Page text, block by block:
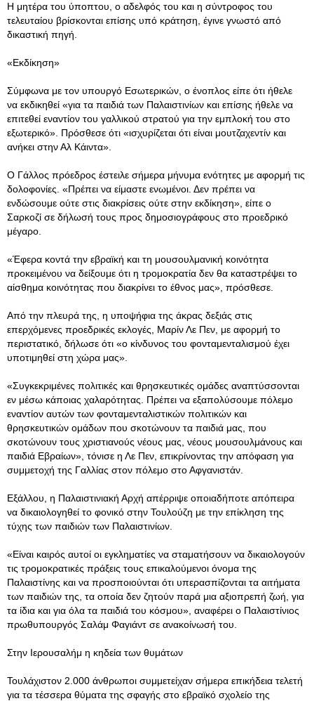
Η μητέρα του ύποπτου, ο αδελφός του και η σύντροφος του
τελευταίου βρίσκονται επίσης υπό κράτηση, έγινε γνωστό από
δικαστική πηγή.
«Εκδίκηση»
Σύμφωνα με τον υπουργό Εσωτερικών, ο ένοπλος είπε ότι ήθελε
να εκδικηθεί «για τα παιδιά των Παλαιστινίων και επίσης ήθελε να
επιτεθεί εναντίον του γαλλικού στρατού για την εμπλοκή του στο
εξωτερικό». Πρόσθεσε ότι «ισχυρίζεται ότι είναι μουτζαχεντίν και
ανήκει στην Αλ Κάιντα».
Ο Γάλλος πρόεδρος έστειλε σήμερα μήνυμα ενότητες με αφορμή τις
δολοφονίες. «Πρέπει να είμαστε ενωμένοι. Δεν πρέπει να
ενδώσουμε ούτε στις διακρίσεις ούτε στην εκδίκηση», είπε ο
Σαρκοζί σε δήλωσή τους προς δημοσιογράφους στο προεδρικό
μέγαρο.
«Έφερα κοντά την εβραϊκή και τη μουσουλμανική κοινότητα
προκειμένου να δείξουμε ότι η τρομοκρατία δεν θα καταστρέψει το
αίσθημα κοινότητας που διακρίνει το έθνος μας», πρόσθεσε.
Από την πλευρά της, η υποψήφια της άκρας δεξιάς στις
επερχόμενες προεδρικές εκλογές, Μαρίν Λε Πεν, με αφορμή το
περιστατικό, δήλωσε ότι «ο κίνδυνος του φονταμενταλισμού έχει
υποτιμηθεί στη χώρα μας».
«Συγκεκριμένες πολιτικές και θρησκευτικές ομάδες αναπτύσσονται
εν μέσω κάποιας χαλαρότητας. Πρέπει να εξαπολύσουμε πόλεμο
εναντίον αυτών των φονταμενταλιστικών πολιτικών και
θρησκευτικών ομάδων που σκοτώνουν τα παιδιά μας, που
σκοτώνουν τους χριστιανούς νέους μας, νέους μουσουλμάνους και
παιδιά Εβραίων», τόνισε η Λε Πεν, επικρίνοντας την απόφαση για
συμμετοχή της Γαλλίας στον πόλεμο στο Αφγανιστάν.
Εξάλλου, η Παλαιστινιακή Αρχή απέρριψε οποιαδήποτε απόπειρα
να δικαιολογηθεί το φονικό στην Τουλούζη με την επίκληση της
τύχης των παιδιών των Παλαιστινίων.
«Είναι καιρός αυτοί οι εγκληματίες να σταματήσουν να δικαιολογούν
τις τρομοκρατικές πράξεις τους επικαλούμενοι όνομα της
Παλαιστίνης και να προσποιούνται ότι υπερασπίζονται τα αιτήματα
των παιδιών της, τα οποία δεν ζητούν παρά μια αξιοπρεπή ζωή, για
τα ίδια και για όλα τα παιδιά του κόσμου», αναφέρει ο Παλαιστίνιος
πρωθυπουργός Σαλάμ Φαγιάντ σε ανακοίνωσή του.
Στην Ιερουσαλήμ η κηδεία των θυμάτων
Τουλάχιστον 2.000 άνθρωποι συμμετείχαν σήμερα επικήδεια τελετή
για τα τέσσερα θύματα της σφαγής στο εβραϊκό σχολείο της